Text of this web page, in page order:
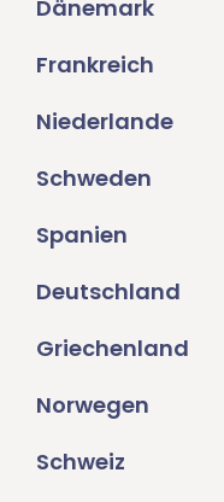
Dänemark
Frankreich
Niederlande
Schweden
Spanien
Deutschland
Griechenland
Norwegen
Schweiz